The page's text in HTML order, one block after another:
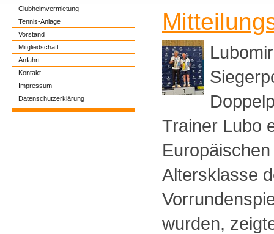
Clubheimvermietung
Tennis-Anlage
Vorstand
Mitgliedschaft
Anfahrt
Kontakt
Impressum
Datenschutzerklärung
Trainer Lubo
Altersklasse
wurden,